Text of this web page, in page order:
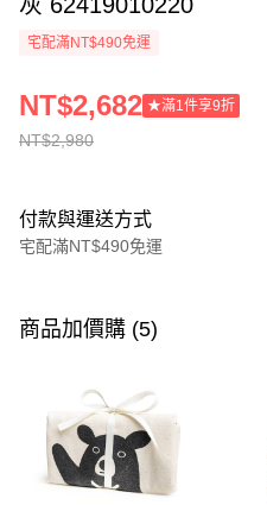
宅配滿NT$490免運
NT$2,980
NT$2,682 ★滿1件享9折
付款與運送方式
宅配滿NT$490免運
信用卡一次付款
3 期 0 利率 每期
合作金庫商業銀行
華南商業銀行
上海商業儲蓄銀行
LINE Pay
商品加價購 (5)